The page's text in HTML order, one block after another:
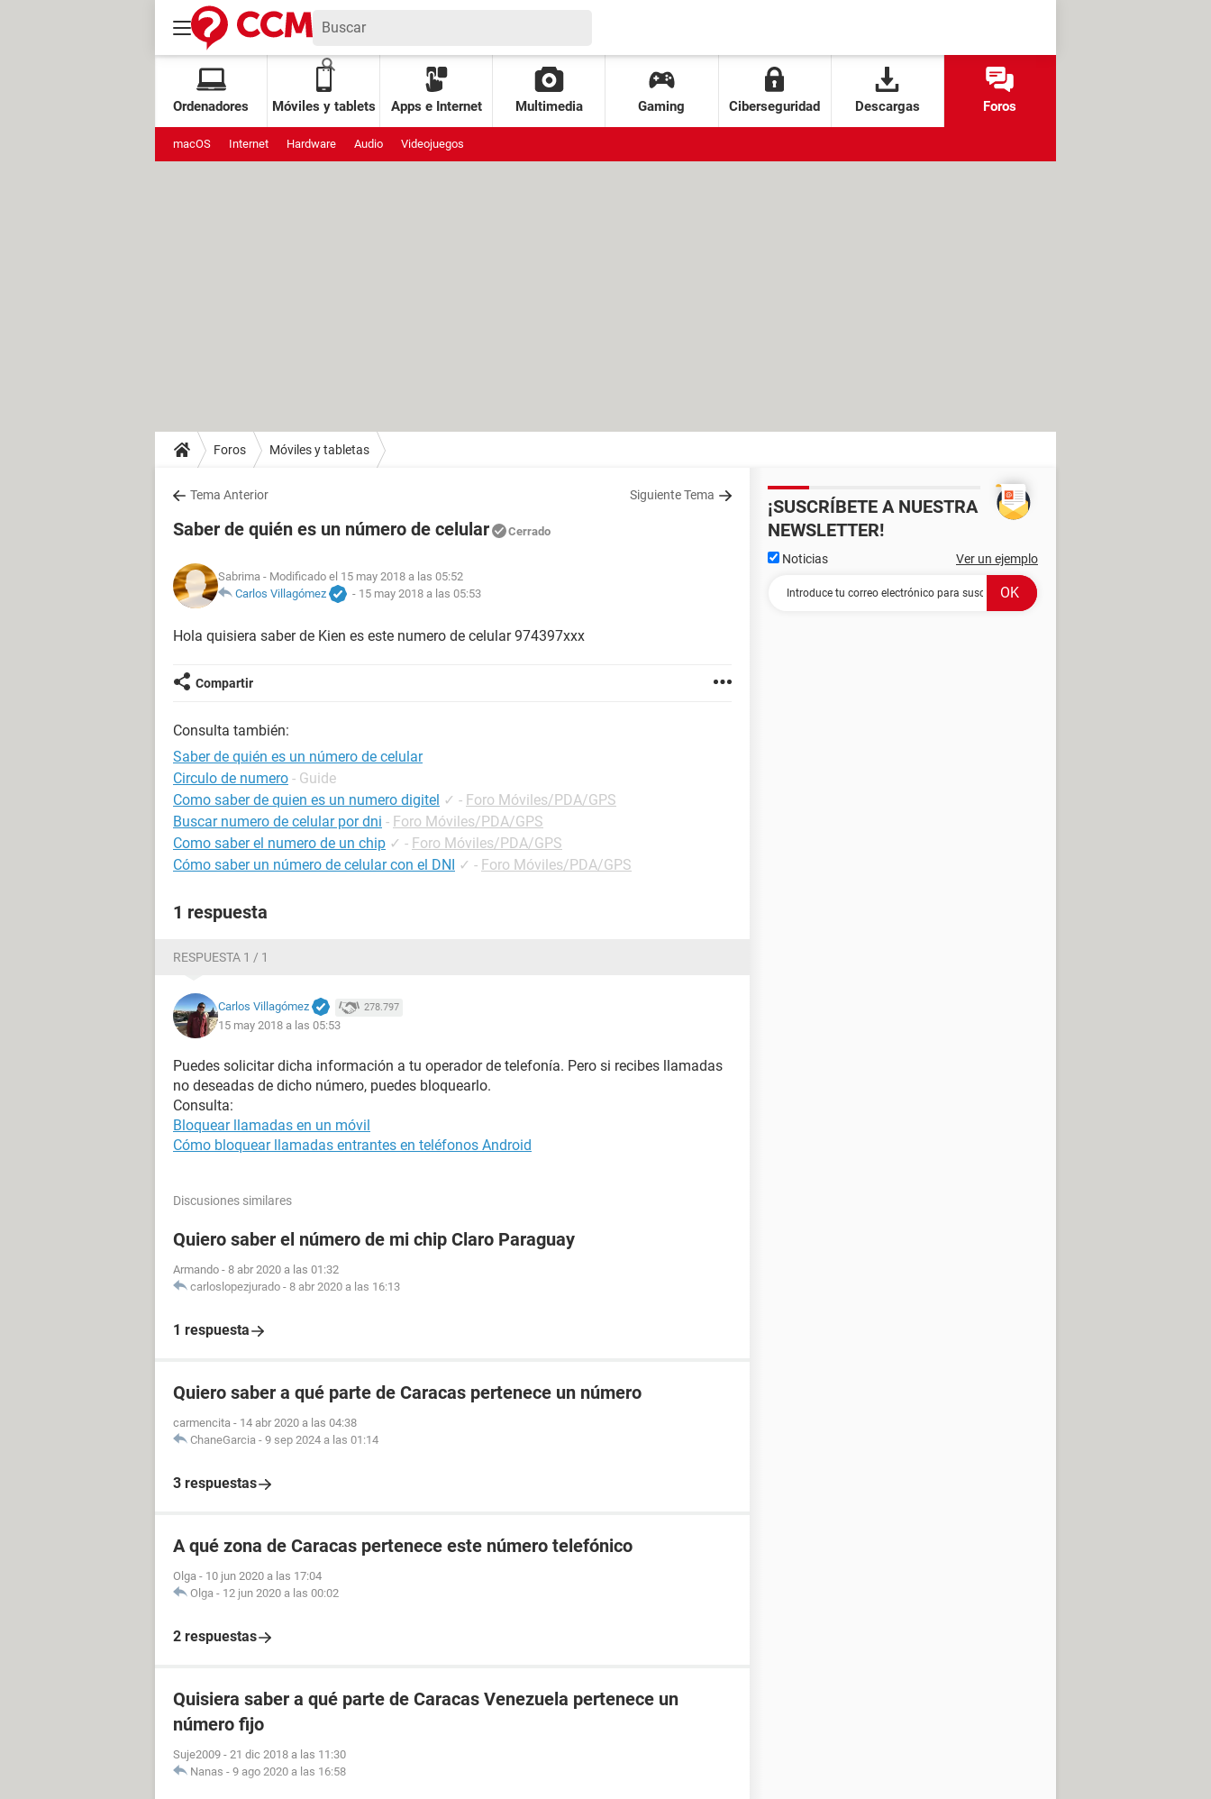
Ordenadores Móviles y tablets Apps e Internet Multimedia Gaming Ciberseguridad Descargas Foros
macOS Internet Hardware Audio Videojuegos
Foros Móviles y tabletas
Tema Anterior Siguiente Tema
Saber de quién es un número de celular Cerrado
Sabrima - Modificado el 15 may 2018 a las 05:52
Carlos Villagómez
- 15 may 2018 a las 05:53
Hola quisiera saber de Kien es este numero de celular 974397xxx
Compartir
Consulta también:
Saber de quién es un número de celular
Circulo de numero - Guide
Como saber de quien es un numero digitel ✓ - Foro Móviles/PDA/GPS
Buscar numero de celular por dni - Foro Móviles/PDA/GPS
Como saber el numero de un chip ✓ - Foro Móviles/PDA/GPS
Cómo saber un número de celular con el DNI ✓ - Foro Móviles/PDA/GPS
1 respuesta
RESPUESTA 1 / 1
Carlos Villagómez 278.797
15 may 2018 a las 05:53
Puedes solicitar dicha información a tu operador de telefonía. Pero si recibes llamadas
no deseadas de dicho número, puedes bloquearlo.
Consulta:
Bloquear llamadas en un móvil
Cómo bloquear llamadas entrantes en teléfonos Android
Discusiones similares
Quiero saber el número de mi chip Claro Paraguay
Armando - 8 abr 2020 a las 01:32
carloslopezjurado - 8 abr 2020 a las 16:13
1 respuesta
Quiero saber a qué parte de Caracas pertenece un número
carmencita - 14 abr 2020 a las 04:38
ChaneGarcia - 9 sep 2024 a las 01:14
3 respuestas
A qué zona de Caracas pertenece este número telefónico
Olga - 10 jun 2020 a las 17:04
Olga - 12 jun 2020 a las 00:02
2 respuestas
Quisiera saber a qué parte de Caracas Venezuela pertenece un
número fijo
Suje2009 - 21 dic 2018 a las 11:30
Nanas - 9 ago 2020 a las 16:58
¡SUSCRÍBETE A NUESTRA
NEWSLETTER!
Noticias Ver un ejemplo